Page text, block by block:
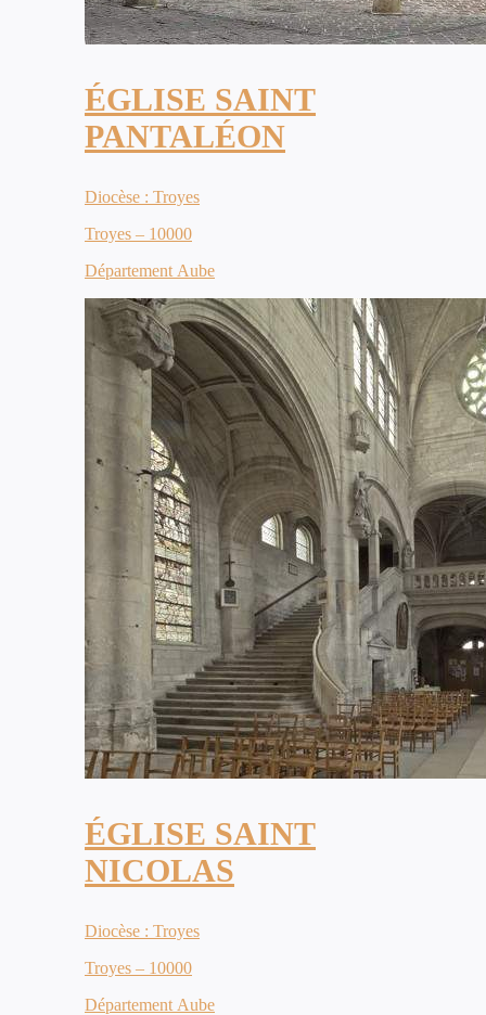
ÉGLISE SAINT
PANTALÉON
Diocèse : Troyes
Troyes – 10000
Département Aube
ÉGLISE SAINT
NICOLAS
Diocèse : Troyes
Troyes – 10000
Département Aube